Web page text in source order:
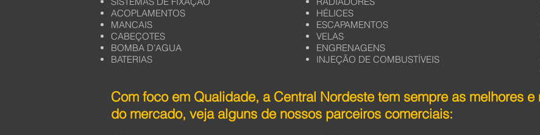
ACOPLAMENTOS
MANCAIS
CABEÇOTES
BOMBA D’AGUA
BATERIAS
HÉLICES
ESCAPAMENTOS
VELAS
ENGRENAGENS
INJEÇÃO DE COMBUSTÍVEIS
Com foco em Qualidade, a Central Nordeste tem sempre as melhores
do mercado, veja alguns de nossos parceiros comerciais: